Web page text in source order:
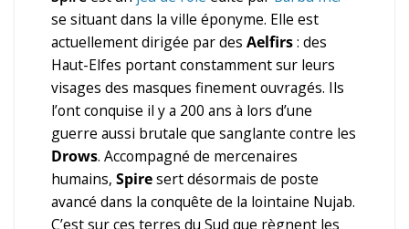
se situant dans la ville éponyme. Elle est
actuellement dirigée par des Aelfirs: des
Haut-Elfes portant constamment sur leurs
visages des masques finement ouvragés. Ils
l’ont conquise il y a 200 ans à lors d’une
guerre aussi brutale que sanglante contre les
Drows. Accompagné de mercenaires
humains, Spiresert désormais de poste
avancé dans la conquête de la lointaine Nujab.
C’est sur ces terres du Sud que règnent les